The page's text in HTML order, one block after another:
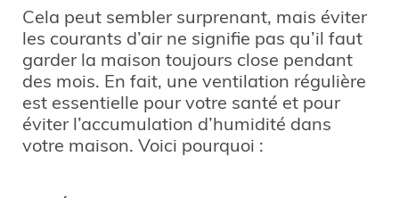
Cela peut sembler surprenant, mais éviter
les courants d’air ne signifie pas qu’il faut
garder la maison toujours close pendant
des mois. En fait, une ventilation régulière
est essentielle pour votre santé et pour
éviter l’accumulation d’humidité dans
votre maison. Voici pourquoi :